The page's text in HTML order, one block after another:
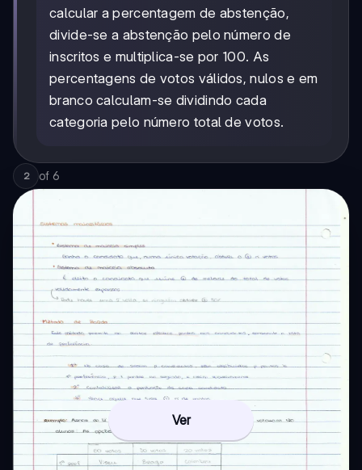
calcular a percentagem de abstenção,
divide-se a abstenção pelo número de
inscritos e multiplica-se por 100. As
percentagens de votos válidos, nulos e em
branco calculam-se dividindo cada
categoria pelo número total de votos.
2 of 6
Ver